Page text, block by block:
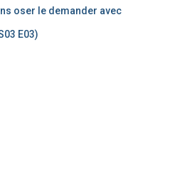
oser le demander avec
E03)